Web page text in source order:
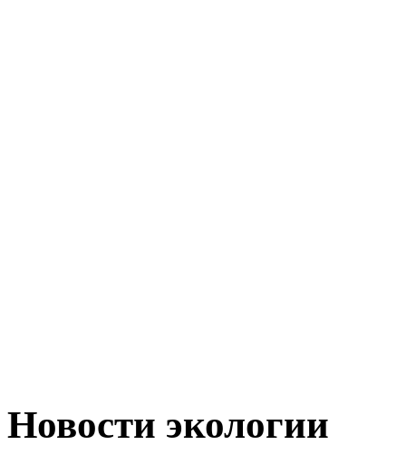
Новости экологии